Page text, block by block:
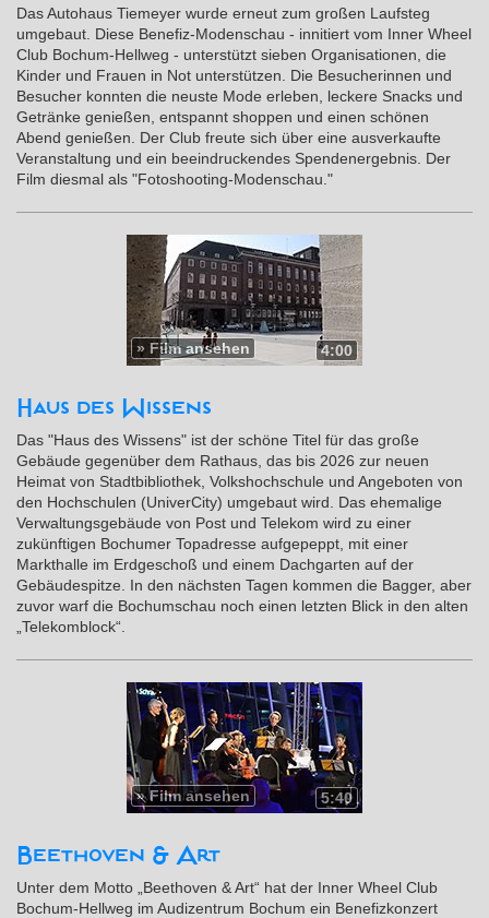
Das Autohaus Tiemeyer wurde erneut zum großen Laufsteg
umgebaut. Diese Benefiz-Modenschau - innitiert vom Inner Wheel
Club Bochum-Hellweg - unterstützt sieben Organisationen, die
Kinder und Frauen in Not unterstützen. Die Besucherinnen und
Besucher konnten die neuste Mode erleben, leckere Snacks und
Getränke genießen, entspannt shoppen und einen schönen
Abend genießen. Der Club freute sich über eine ausverkaufte
Veranstaltung und ein beeindruckendes Spendenergebnis. Der
Film diesmal als "Fotoshooting-Modenschau."
4:00
» Film ansehen
Haus des Wissens
Das "Haus des Wissens" ist der schöne Titel für das große
Gebäude gegenüber dem Rathaus, das bis 2026 zur neuen
Heimat von Stadtbibliothek, Volkshochschule und Angeboten von
den Hochschulen (UniverCity) umgebaut wird. Das ehemalige
Verwaltungsgebäude von Post und Telekom wird zu einer
zukünftigen Bochumer Topadresse aufgepeppt, mit einer
Markthalle im Erdgeschoß und einem Dachgarten auf der
Gebäudespitze. In den nächsten Tagen kommen die Bagger, aber
zuvor warf die Bochumschau noch einen letzten Blick in den alten
„Telekomblock“.
5:40
»Film ansehen
Beethoven & Art
Unter dem Motto „Beethoven & Art“ hat der Inner Wheel Club
Bochum-Hellweg im Audizentrum Bochum ein Benefizkonzert